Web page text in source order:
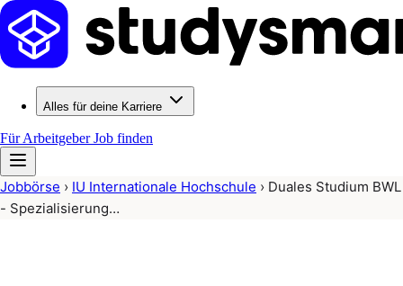
Alles für deine Karriere
Für ArbeitgeberJob finden
Jobbörse › IU Internationale Hochschule › Duales Studium BWL
- Spezialisierung…